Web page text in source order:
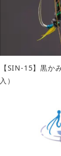
【SIN-15】黒か
入）